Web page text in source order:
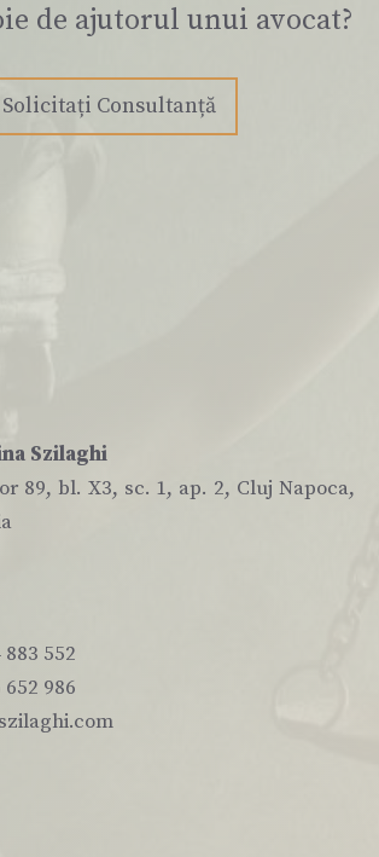
de ajutorul unui avocat?
Solicitați Consultanță
Szilaghi
89, bl. X3, sc. 1, ap. 2, Cluj Napoca,
552
986